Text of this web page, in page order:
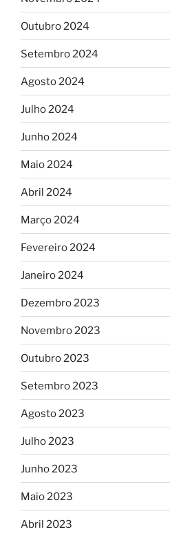
Outubro 2024
Setembro 2024
Agosto 2024
Julho 2024
Junho 2024
Maio 2024
Abril 2024
Março 2024
Fevereiro 2024
Janeiro 2024
Dezembro 2023
Novembro 2023
Outubro 2023
Setembro 2023
Agosto 2023
Julho 2023
Junho 2023
Maio 2023
Abril 2023